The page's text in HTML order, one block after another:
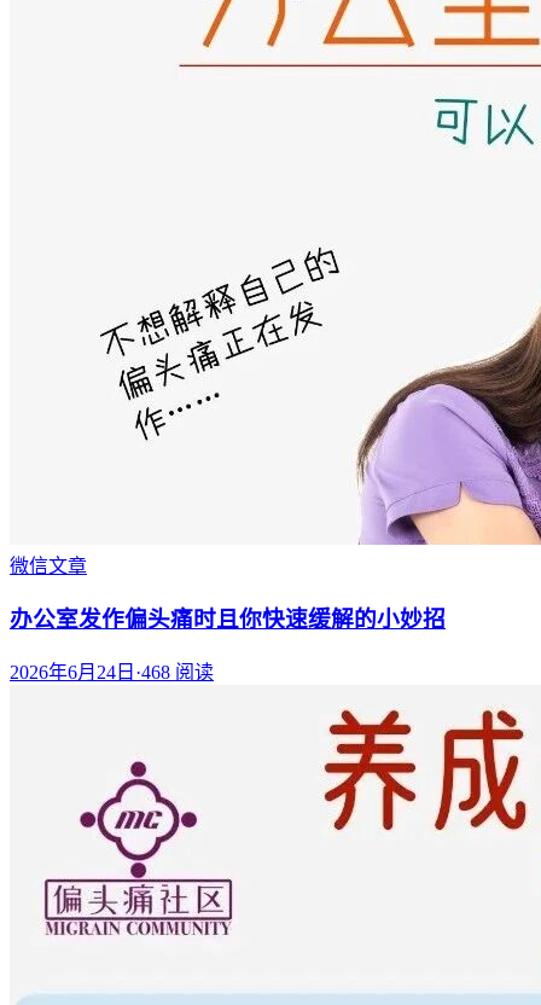
微信文章
办公室发作偏头痛时且你快速缓解的小妙招
2026年6月24日 ·468 阅读